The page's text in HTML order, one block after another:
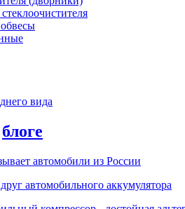
вида
блоге
автомобили из России
автомобильного аккумулятора